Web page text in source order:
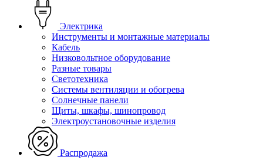
Электрика
Инструменты и монтажные материалы
Кабель
Низковольтное оборудование
Разные товары
Светотехника
Системы вентиляции и обогрева
Солнечные панели
Щиты, шкафы, шинопровод
Электроустановочные изделия
Распродажа